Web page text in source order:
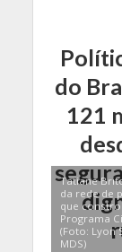
do
121
Tatiane
da rede de
que
Programa
(Foto: Lyon
MDS)